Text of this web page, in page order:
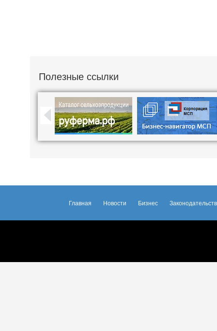
Полезные ссылки
Главная Новости Бизнес